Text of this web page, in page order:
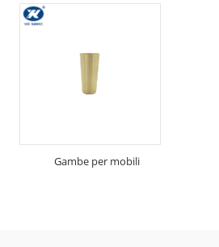
Gambe per mobili